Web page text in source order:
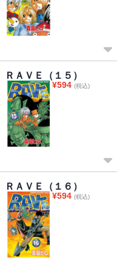
ＲＡＶＥ（１５）
¥594 (税込)
ＲＡＶＥ（１６）
¥594 (税込)